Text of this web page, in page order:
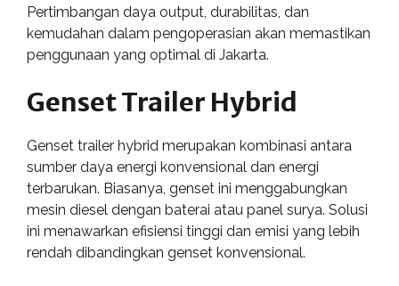
Pertimbangan daya output, durabilitas, dan
kemudahan dalam pengoperasian akan memastikan
penggunaan yang optimal di Jakarta.
Genset Trailer Hybrid
Genset trailer hybrid merupakan kombinasi antara
sumber daya energi konvensional dan energi
terbarukan. Biasanya, genset ini menggabungkan
mesin diesel dengan baterai atau panel surya. Solusi
ini menawarkan efisiensi tinggi dan emisi yang lebih
rendah dibandingkan genset konvensional.